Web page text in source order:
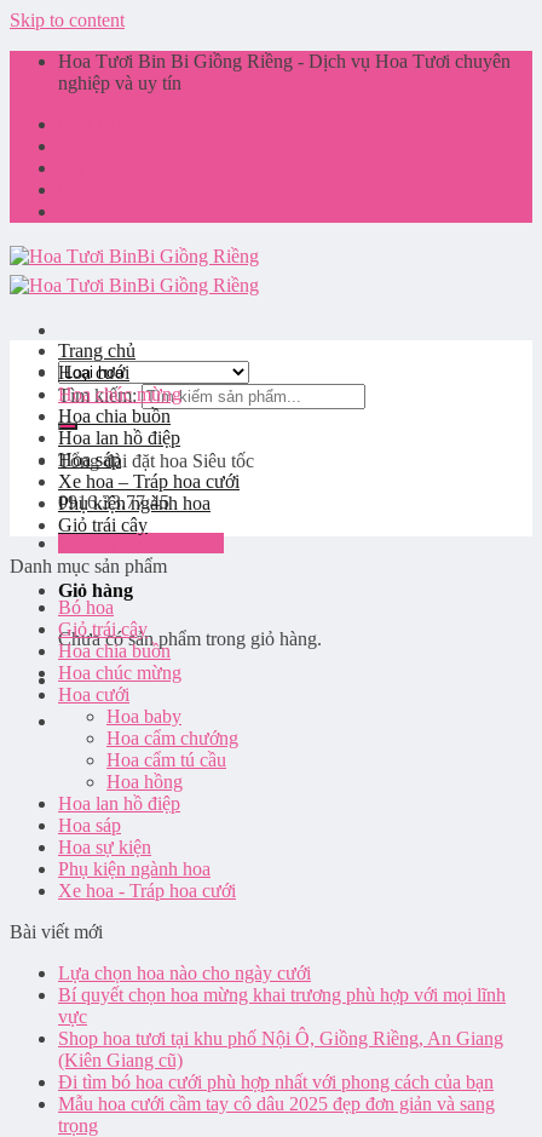
Skip to content
Hoa Tươi Bin Bi Giồng Riềng - Dịch vụ Hoa Tươi chuyên
nghiệp và uy tín
Tìm kiếm:
Tổng đài đặt hoa Siêu tốc
0916.33.77.45
Giỏ hàng
Chưa có sản phẩm trong giỏ hàng.
Trang chủ
Hoa cưới
Hoa chúc mừng
Hoa chia buồn
Hoa lan hồ điệp
Hoa sáp
Xe hoa – Tráp hoa cưới
Phụ kiện ngành hoa
Giỏ trái cây
Danh mục sản phẩm
Bó hoa
Giỏ trái cây
Hoa chia buồn
Hoa chúc mừng
Hoa cưới
Hoa baby
Hoa cẩm chướng
Hoa cẩm tú cầu
Hoa hồng
Hoa lan hồ điệp
Hoa sáp
Hoa sự kiện
Phụ kiện ngành hoa
Xe hoa - Tráp hoa cưới
Bài viết mới
Lựa chọn hoa nào cho ngày cưới
Bí quyết chọn hoa mừng khai trương phù hợp với mọi lĩnh
vực
Shop hoa tươi tại khu phố Nội Ô, Giồng Riềng, An Giang
(Kiên Giang cũ)
Đi tìm bó hoa cưới phù hợp nhất với phong cách của bạn
Mẫu hoa cưới cầm tay cô dâu 2025 đẹp đơn giản và sang
trọng